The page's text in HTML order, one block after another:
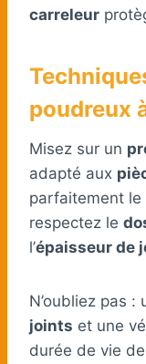
carreleur
poudreux
Misez sur un
adapté aux
parfaitement le
respectez le
l’épaisseur de
N’oubliez pas :
joints et une
durée de vie